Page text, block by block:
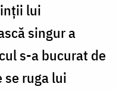
lui
singur a
s-a bucurat de
se ruga lui